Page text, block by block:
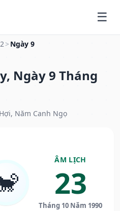
> Ngày 9
Ngày 9 Tháng
Năm Canh Ngọ
ÂM LỊCH
23
Tháng 10 Năm 1990